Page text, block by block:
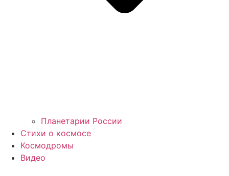
Планетарии России
Стихи о космосе
Космодромы
Видео